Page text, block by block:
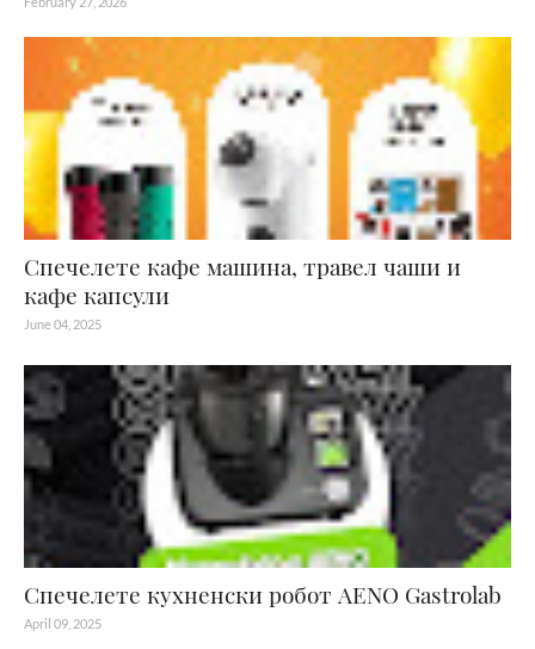
Спечелете кафе машина, травел чаши и
кафе капсули
June 04, 2025
Спечелете кухненски робот AENO Gastrolab
April 09, 2025